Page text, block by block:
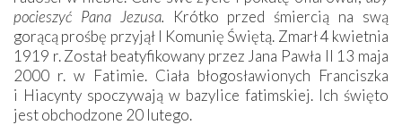
pocieszyć Pana Jezusa. Krótko przed śmiercią na swą
gorącą prośbę przyjął I Komunię Świętą. Zmarł 4 kwietnia
1919 r. Został beatyfikowany przez Jana Pawła II 13 maja
2000 r. w Fatimie. Ciała błogosławionych Franciszka
i Hiacynty spoczywają w bazylice fatimskiej. Ich święto
jest obchodzone 20 lutego.